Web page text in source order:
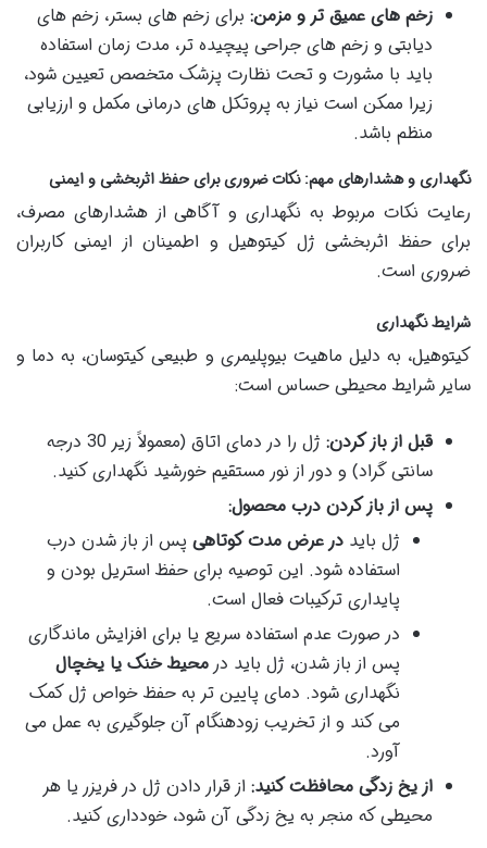
زخم های عمیق تر و مزمن: برای زخم های بستر، زخم های
دیابتی و زخم های جراحی پیچیده تر، مدت زمان استفاده
باید با مشورت و تحت نظارت پزشک متخصص تعیین شود،
زیرا ممکن است نیاز به پروتکل های درمانی مکمل و ارزیابی
منظم باشد.
نگهداری و هشدارهای مهم: نکات ضروری برای حفظ اثربخشی و ایمنی
رعایت نکات مربوط به نگهداری و آگاهی از هشدارهای مصرف،
برای حفظ اثربخشی ژل کیتوهیل و اطمینان از ایمنی کاربران
ضروری است.
شرایط نگهداری
کیتوهیل، به دلیل ماهیت بیوپلیمری و طبیعی کیتوسان، به دما و
سایر شرایط محیطی حساس است:
قبل از باز کردن:
ژل را در دمای اتاق (معمولاً زیر 30 درجه
سانتی گراد) و دور از نور مستقیم خورشید نگهداری کنید.
پس از باز کردن درب محصول:
ژل باید در عرض مدت کوتاهی پس از باز شدن درب
استفاده شود. این توصیه برای حفظ استریل بودن و
پایداری ترکیبات فعال است.
در صورت عدم استفاده سریع یا برای افزایش ماندگاری
پس از باز شدن، ژل باید در محیط خنک یا یخچال
نگهداری شود. دمای پایین تر به حفظ خواص ژل کمک
می کند و از تخریب زودهنگام آن جلوگیری به عمل می
آورد.
از یخ زدگی محافظت کنید: از قرار دادن ژل در فریزر یا هر
محیطی که منجر به یخ زدگی آن شود، خودداری کنید.